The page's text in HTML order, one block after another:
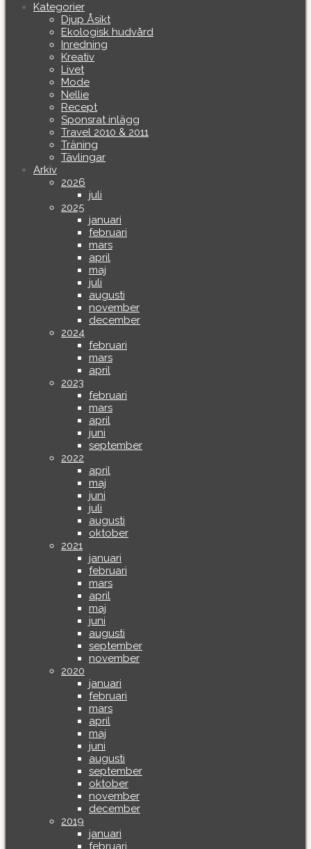
Kategorier
Djup Åsikt
Ekologisk hudvård
Inredning
Kreativ
Livet
Mode
Nellie
Recept
Sponsrat inlägg
Travel 2010 & 2011
Träning
Tävlingar
Arkiv
2026
juli
2025
januari
februari
mars
april
maj
juli
augusti
november
december
2024
februari
mars
april
2023
februari
mars
april
juni
september
2022
april
maj
juni
juli
augusti
oktober
2021
januari
februari
mars
april
maj
juni
augusti
september
november
2020
januari
februari
mars
april
maj
juni
augusti
september
oktober
november
december
2019
januari
februari